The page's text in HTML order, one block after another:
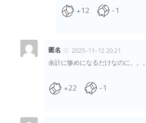
+12 -1
匿名
2025-11-12 20:21
余計に惨めになるだけなのに。。。
+22 -1